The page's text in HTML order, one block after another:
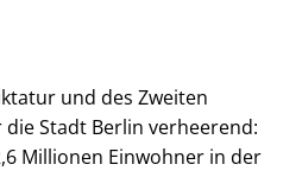
und des Zweiten
Stadt Berlin verheerend:
Millionen Einwohner in der